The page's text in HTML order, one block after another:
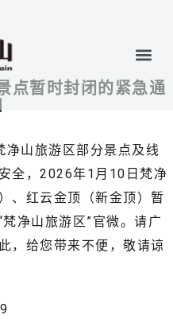
点暂时封闭的紧急通
山旅游区部分景点及线
全，2026年1月10日梵净
、红云金顶（新金顶）暂
净山旅游区”官微。请广
，给您带来不便，敬请谅